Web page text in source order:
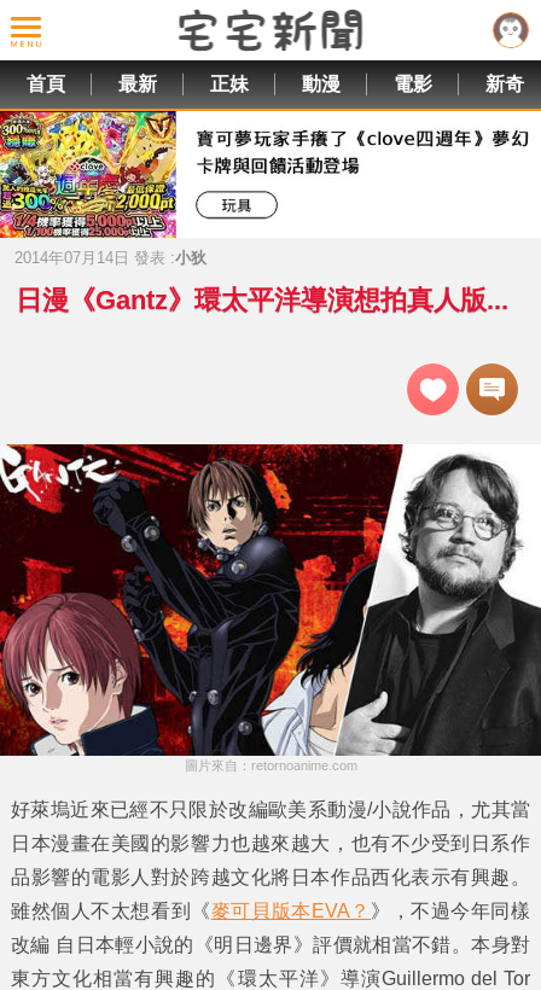
首頁 最新 正妹 動漫 電影 新奇
2014年07月14日 發表 :小狄
日漫《Gantz》環太平洋導演想拍真人版...
圖片來自：retornoanime.com
好萊塢近來已經不只限於改編歐美系動漫/小說作品，尤其當
日本漫畫在美國的影響力也越來越大，也有不少受到日系作
品影響的電影人對於跨越文化將日本作品西化表示有興趣。
雖然個人不太想看到《麥可貝版本EVA？ 》，不過今年同樣
改編 自日本輕小說的《明日邊界》評價就相當不錯。本身對
東方文化相當有興趣的《環太平洋》導演Guillermo del Tor